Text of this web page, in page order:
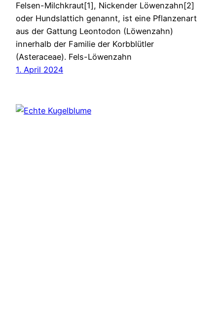
Felsen-Milchkraut[1], Nickender Löwenzahn[2]
oder Hundslattich genannt, ist eine Pflanzenart
aus der Gattung Leontodon (Löwenzahn)
innerhalb der Familie der Korbblütler
(Asteraceae). Fels-Löwenzahn
1. April 2024